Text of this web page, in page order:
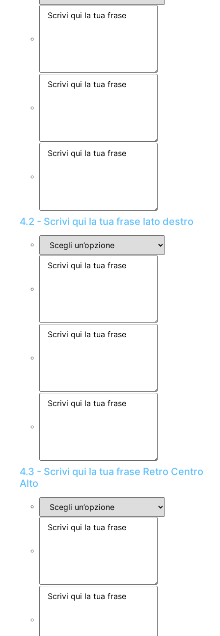
4.2 - Scrivi qui la tua frase lato destro
4.3 - Scrivi qui la tua frase Retro Centro
Alto